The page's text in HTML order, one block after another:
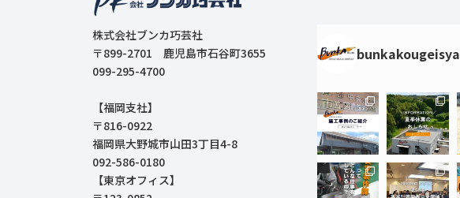
株式会社ブンカ巧芸社
〒899-2701 鹿児島市石谷町3655
099-295-4700
【福岡支社】
〒816-0922
福岡県大野城市山田3丁目4-8
092-586-0180
【東京オフィス】
bunkakougeisya